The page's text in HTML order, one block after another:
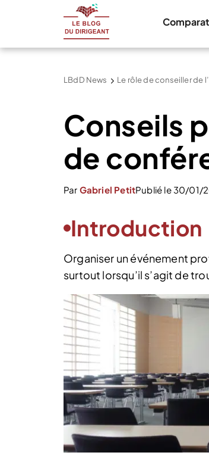
LBdD News Le rôle de conseiller de
Conseils
de
Par Gabriel PetitPublié le 30/01/
Introduction
Organiser un événement
surtout lorsqu’il s’agit de